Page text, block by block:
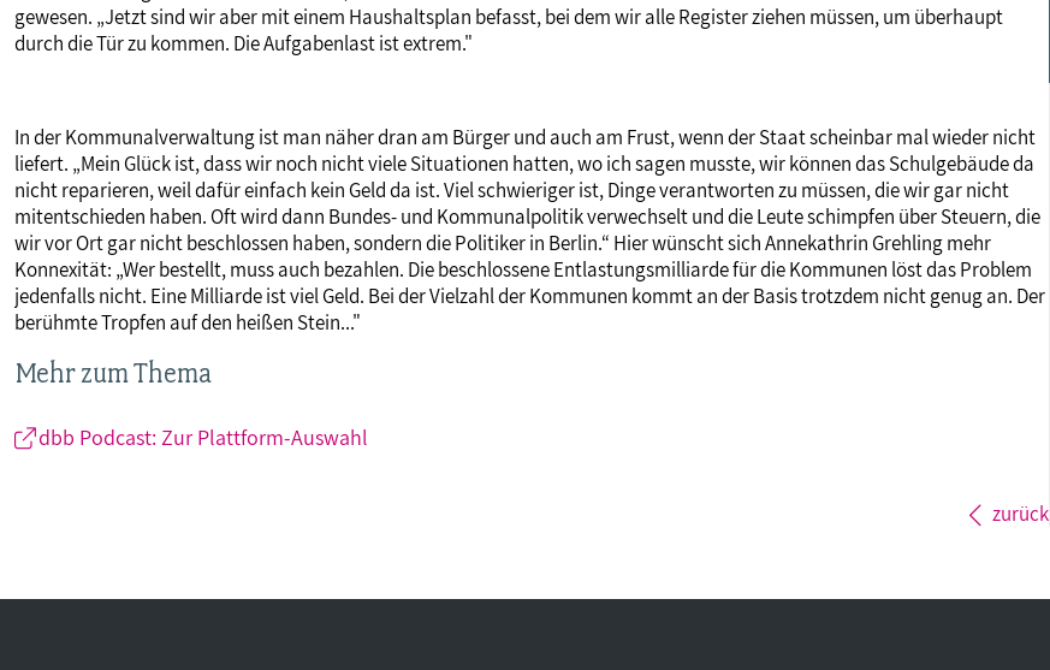
gewesen. „Jetzt sind wir aber mit einem Haushaltsplan befasst, bei dem wir alle Register ziehen müssen, um überhaupt
durch die Tür zu kommen. Die Aufgabenlast ist extrem."
In der Kommunalverwaltung ist man näher dran am Bürger und auch am Frust, wenn der Staat scheinbar mal wieder nicht
liefert. „Mein Glück ist, dass wir noch nicht viele Situationen hatten, wo ich sagen musste, wir können das Schulgebäude da
nicht reparieren, weil dafür einfach kein Geld da ist. Viel schwieriger ist, Dinge verantworten zu müssen, die wir gar nicht
mitentschieden haben. Oft wird dann Bundes- und Kommunalpolitik verwechselt und die Leute schimpfen über Steuern, die
wir vor Ort gar nicht beschlossen haben, sondern die Politiker in Berlin.“ Hier wünscht sich Annekathrin Grehling mehr
Konnexität: „Wer bestellt, muss auch bezahlen. Die beschlossene Entlastungsmilliarde für die Kommunen löst das Problem
jedenfalls nicht. Eine Milliarde ist viel Geld. Bei der Vielzahl der Kommunen kommt an der Basis trotzdem nicht genug an. Der
berühmte Tropfen auf den heißen Stein..."
Mehr zum Thema
dbb Podcast: Zur Plattform-Auswahl
zurück